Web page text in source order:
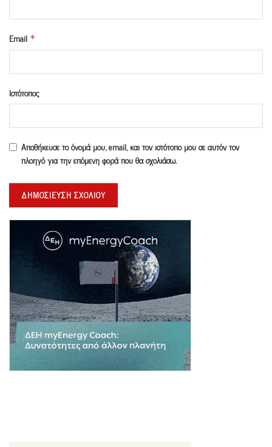
Email *
Ιστότοπος
Αποθήκευσε το όνομά μου, email, και τον ιστότοπο μου σε αυτόν τον
πλοηγό για την επόμενη φορά που θα σχολιάσω.